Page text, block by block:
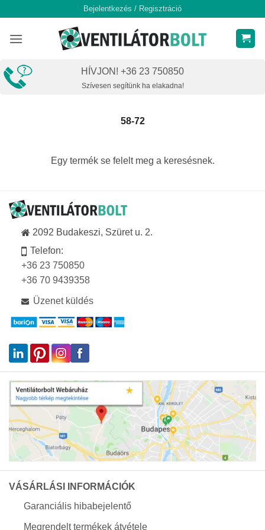
content
Bejelentkezés / Regisztráció
HÍVJON! +36 23 750850
Szívesen segítünk ha elakadna!
58-72
Egy termék se felelt meg a keresésnek.
2092 Budakeszi, Szüret u. 2.
Telefon:
+36 23 750850
+36 70 9439358
Üzenet küldés
VÁSÁRLÁSI INFORMÁCIÓK
Garanciális hibabejelentő
Megrendelt termékek átvétele